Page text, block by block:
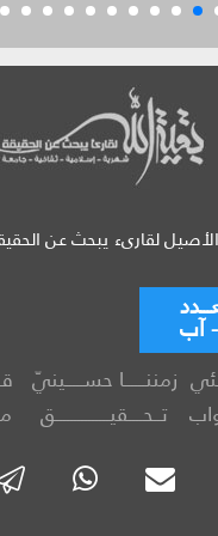
لقارىء يبحث عن
- آب
زمننــــــا حســـــينيّ
تــحــــقيـــــــــــــــق